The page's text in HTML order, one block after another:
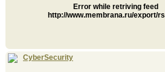
Error while retriving feed
http://www.membrana.ru/export/
CyberSecurity